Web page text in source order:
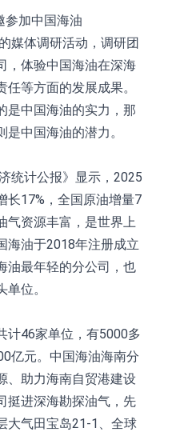
漲+45.60%
肉概念板塊拉升，益生
漲10.02%
板塊拉升，藥康生物
19.99%
斷服務板塊拉升，貝瑞
漲10.02%
湖路演社清華校友電
股跌幅榜前十，賽迪顧
跌40.96%，天瑞汽車内
跌26.09%
参加中国海油
媒体调研活动，调研团
，体验中国海油在深海
等方面的发展成果。
是中国海油的实力，那
中国海油的潜力。
统计公报》显示，2025
长17%，全国原油增量7
气资源丰富，是世界上
海油于2018年注册成立
油最年轻的分公司，也
位。
计46家单位，有5000多
亿元。中国海油海南分
、助力海南自贸港建设
挺进深海勘探油气，先
大气田宝岛21-1、全球